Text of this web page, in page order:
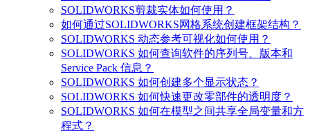
SOLIDWORKS剪裁实体如何使用？
如何通过SOLIDWORKS网格系统创建框架结构？
SOLIDWORKS 动态参考可视化如何使用？
SOLIDWORKS 如何查询软件的序列号、版本和
Service Pack 信息？
SOLIDWORKS 如何创建多个显示状态？
SOLIDWORKS 如何快速更改零部件的透明度？
SOLIDWORKS 如何在模型之间共享全局变量和方
程式？